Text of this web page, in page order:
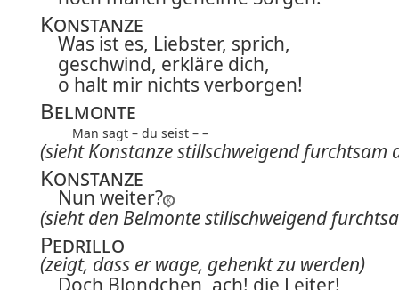
Konstanze
Was ist es, Liebster, sprich,
geschwind, erkläre dich,
o halt mir nichts verborgen!
Belmonte
Man sagt – du seist – –
(sieht Konstanze stillschweigend furchtsam
Konstanze
Nun weiter?
(sieht den Belmonte stillschweigend
Pedrillo
(zeigt, dass er wage, gehenkt zu werden)
Doch Blondchen, ach! die Leiter!